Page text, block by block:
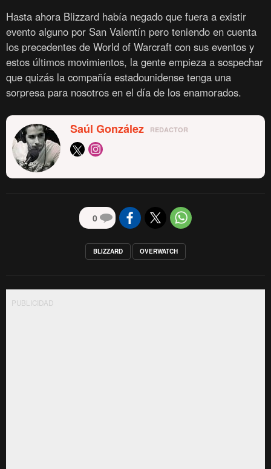
Hasta ahora Blizzard había negado que fuera a existir
evento alguno por San Valentín pero teniendo en cuenta
los precedentes de World of Warcraft con sus eventos y
estos últimos movimientos, la gente empieza a sospechar
que quizás la compañía estadounidense tenga una
sorpresa para nosotros en el día de los enamorados.
Saúl González REDACTOR
0
BLIZZARD OVERWATCH
PUBLICIDAD